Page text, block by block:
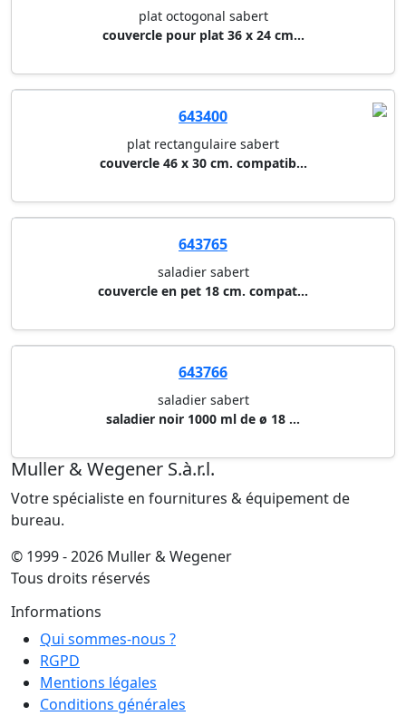
plat octogonal sabert
couvercle pour plat 36 x 24 cm...
643400
plat rectangulaire sabert
couvercle 46 x 30 cm. compatib...
643765
saladier sabert
couvercle en pet 18 cm. compat...
643766
saladier sabert
saladier noir 1000 ml de ø 18 ...
Muller & Wegener S.à.r.l.
Votre spécialiste en fournitures & équipement de
bureau.
© 1999 - 2026 Muller & Wegener
Tous droits réservés
Informations
Qui sommes-nous ?
RGPD
Mentions légales
Conditions générales